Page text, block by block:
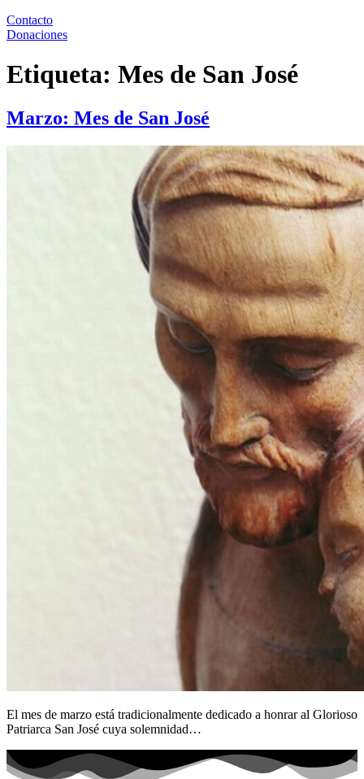
Contacto
Donaciones
Etiqueta: Mes de San José
Marzo: Mes de San José
El mes de marzo está tradicionalmente dedicado a honrar al Glorioso
Patriarca San José cuya solemnidad…